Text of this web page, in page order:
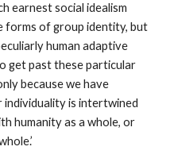
earnest social idealism
forms of group identity, but
human adaptive
get past these particular
because we have
individuality is intertwined
humanity as a whole, or